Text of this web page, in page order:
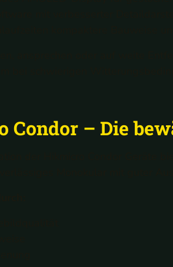
Condor – Die